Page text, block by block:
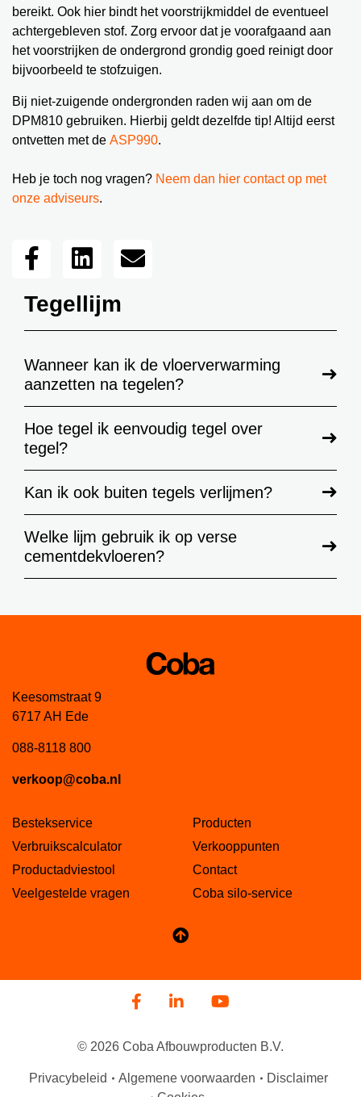
bereikt. Ook hier bindt het voorstrijkmiddel de eventueel
achtergebleven stof. Zorg ervoor dat je voorafgaand aan
het voorstrijken de ondergrond grondig goed reinigt door
bijvoorbeeld te stofzuigen.
Bij niet-zuigende ondergronden raden wij aan om de
DPM810 gebruiken. Hierbij geldt dezelfde tip! Altijd eerst
ontvetten met de ASP990.
Heb je toch nog vragen? Neem dan hier contact op met
onze adviseurs.
Tegellijm
Wanneer kan ik de vloerverwarming
aanzetten na tegelen?
Hoe tegel ik eenvoudig tegel over
tegel?
Kan ik ook buiten tegels verlijmen?
Welke lijm gebruik ik op verse
cementdekvloeren?
Keesomstraat 9
6717 AH Ede
088-8118 800
verkoop@coba.nl
Bestekservice
Verbruikscalculator
Productadviestool
Veelgestelde vragen
Producten
Verkooppunten
Contact
Coba silo-service
© 2026 Coba Afbouwproducten B.V.
Privacybeleid Algemene voorwaarden
Disclaimer